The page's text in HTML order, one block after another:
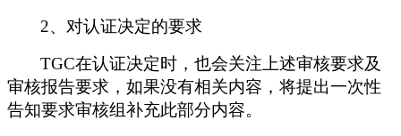
2、对认证决定的要求
TGC在认证决定时，也会关注上述审核要求及
审核报告要求，如果没有相关内容，将提出一次性
告知要求审核组补充此部分内容。